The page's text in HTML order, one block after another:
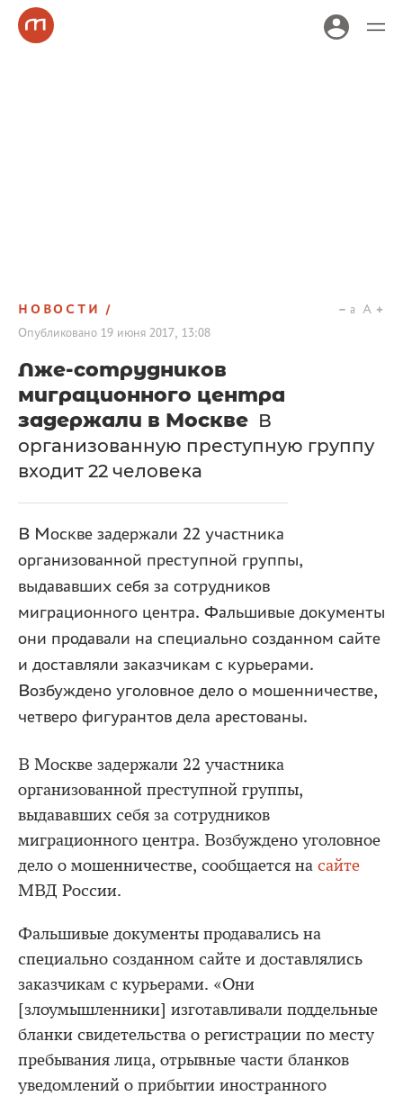
НОВОСТИ
Опубликовано 19 июня 2017, 13:08
a A
Лже-сотрудников
миграционного центра
задержали в Москве В
организованную преступную группу
входит 22 человека
В Москве задержали 22 участника
организованной преступной группы,
выдававших себя за сотрудников
миграционного центра. Фальшивые документы
они продавали на специально созданном сайте
и доставляли заказчикам с курьерами.
Возбуждено уголовное дело о мошенничестве,
четверо фигурантов дела арестованы.
В Москве задержали 22 участника
организованной преступной группы,
выдававших себя за сотрудников
миграционного центра. Возбуждено уголовное
дело о мошенничестве, сообщается на сайте
МВД России.
Фальшивые документы продавались на
специально созданном сайте и доставлялись
заказчикам с курьерами. «Они
[злоумышленники] изготавливали поддельные
бланки свидетельства о регистрации по месту
пребывания лица, отрывные части бланков
уведомлений о прибытии иностранного